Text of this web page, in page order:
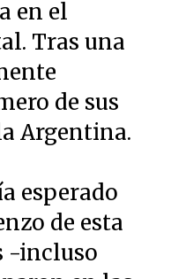
en el
Tras una
de sus
Argentina.
esperado
de esta
-incluso